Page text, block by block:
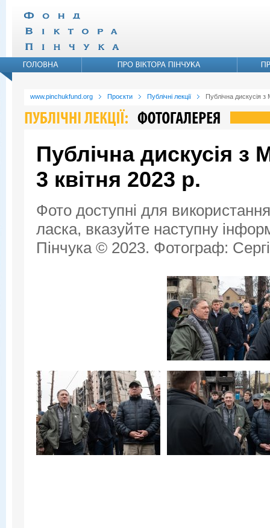
www.pinchukfund.org Проєкти Публічні лекції Публічна дискусія
Публічна дискусія
3 квітня 2023 р.
Фото доступні для
ласка, вказуйте наступну
Пінчука © 2023. Фотограф: